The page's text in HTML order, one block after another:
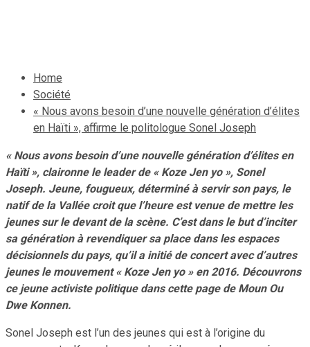
Home
Société
« Nous avons besoin d’une nouvelle génération d’élites
en Haïti », affirme le politologue Sonel Joseph
« Nous avons besoin d’une nouvelle génération d’élites en
Haïti », claironne le leader de « Koze Jen yo », Sonel
Joseph. Jeune, fougueux, déterminé à servir son pays, le
natif de la Vallée croit que l’heure est venue de mettre les
jeunes sur le devant de la scène. C’est dans le but d’inciter
sa génération à revendiquer sa place dans les espaces
décisionnels du pays, qu’il a initié de concert avec d’autres
jeunes le mouvement « Koze Jen yo » en 2016. Découvrons
ce jeune activiste politique dans cette page de Moun Ou
Dwe Konnen.
Sonel Joseph est l’un des jeunes qui est à l’origine du